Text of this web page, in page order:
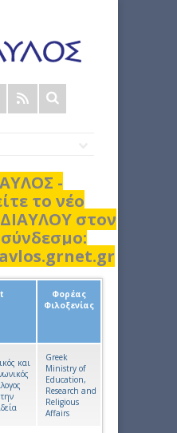
Φόρμα
αναζήτησης
-
το νέο
στον
Φορέας
Φιλοξενίας
και
Greek
Ministry of
Education,
Research and
Religious
Affairs